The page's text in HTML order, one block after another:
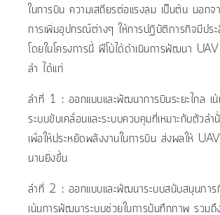
ในการบิน ความเสถียรต่อแรงลม เป็นต้น นอกจ
การเพิ่มอุปกรณ์ต่างๆ ให้การปฏิบัติภารกิจมีปร
โดยในโครงการนี้ ฟีโบ้ได้ดำเนินการพัฒนา
ลำ ได้แก่
ลำที่ 1 : ออกแบบและพัฒนาการบินระยะไกล เ
ระบบขับเคลื่อนและระบบควบคุมที่เหมาะกับตัวลำ
เพื่อให้ประหยัดพลังงานในการบิน ส่งผลให้
นานยิ่งขึ้น
ลำที่ 2 : ออกแบบและพัฒนาระบบสนับสนุนภาร
เน้นการพัฒนาระบบช่วยในการบันทึกภาพ รวม